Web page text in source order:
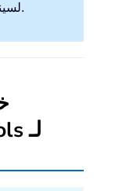
المدمجة في Outlook لسيناريوهات معيّنة.